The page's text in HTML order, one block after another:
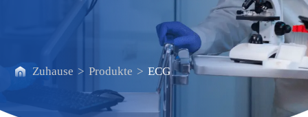
Zuhause > Produkte > ECG